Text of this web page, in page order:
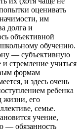
оценивать
им
долга и
объективной
школьному обучению.
— субъективную
стремление учиться
формам
и здесь очень
ребенка
жизни, его
семье.
учение,
— обязанность